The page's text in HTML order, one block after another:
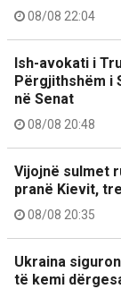
08/08 22:04
Ish-avokati i
Përgjithshëm i
në Senat
08/08 20:48
Vijojnë sulmet
pranë Kievit,
08/08 20:35
Ukraina
të kemi